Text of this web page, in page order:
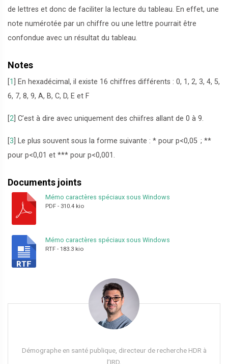
de lettres et donc de faciliter la lecture du tableau. En effet, une
note numérotée par un chiffre ou une lettre pourrait être
confondue avec un résultat du tableau.
Notes
1
En hexadécimal, il existe 16 chiffres différents : 0, 1, 2, 3, 4, 5,
6, 7, 8, 9, A, B, C, D, E et F
2 C’est à dire avec uniquement des chiifres allant de 0 à 9.
3 Le plus souvent sous la forme suivante : * pour p<0,05 ; **
pour p<0,01 et *** pour p<0,001.
Documents joints
Mémo caractères spéciaux sous Windows
PDF - 310.4 kio
Mémo caractères spéciaux sous Windows
RTF - 183.3 kio
Démographe en santé publique, directeur de recherche HDR à
l’IRD,